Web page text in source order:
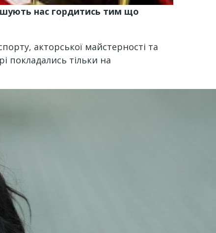
нас гордитись тим що
акторської майстерності та
покладались тільки на